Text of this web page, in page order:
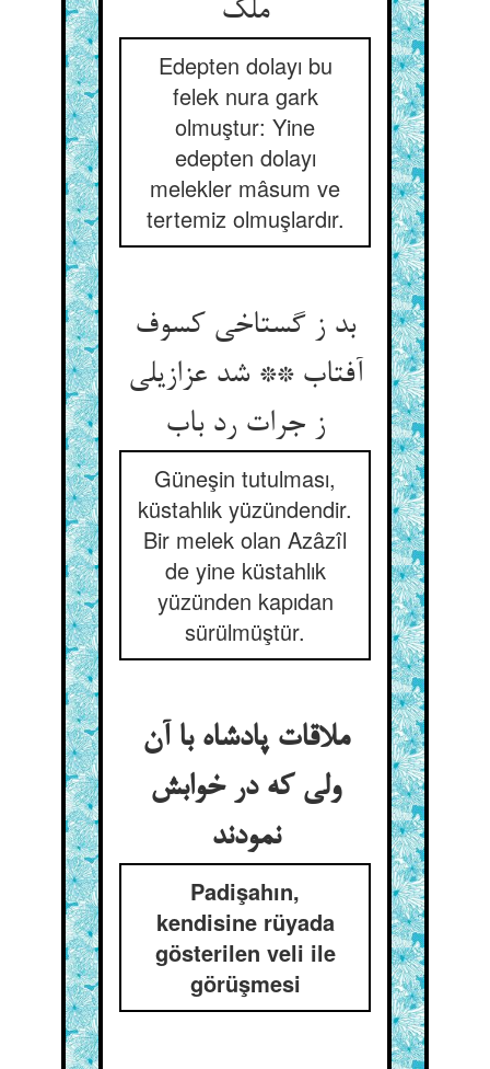
Edepten dolayı bu
felek nura gark
olmuştur: Yine
edepten dolayı
melekler mâsum ve
tertemiz olmuşlardır.
بد ز گستاخی کسوف
آفتاب ** شد عزازیلی
Güneşin tutulması,
küstahlık yüzündendir.
Bir melek olan Azâzîl
de yine küstahlık
yüzünden kapıdan
sürülmüştür.
ملاقات پادشاه با آن
ولی که در خوابش
نمودند
Padişahın,
kendisine rüyada
gösterilen veli ile
görüşmesi